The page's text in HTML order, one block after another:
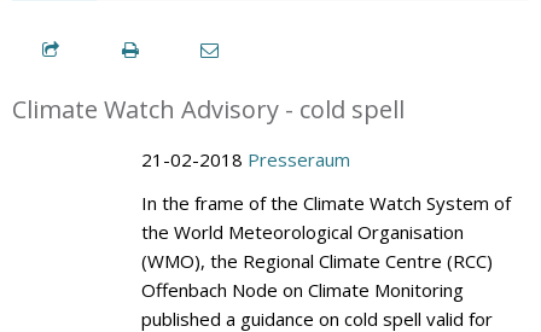
Climate Watch Advisory - cold spell
21-02-2018 Presseraum
In the frame of the Climate Watch System of
the World Meteorological Organisation
(WMO), the Regional Climate Centre (RCC)
Offenbach Node on Climate Monitoring
published a guidance on cold spell valid for